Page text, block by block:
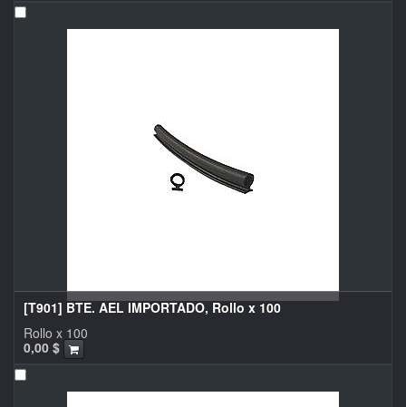
[T901] BTE. AEL IMPORTADO, Rollo x 100
0,00 $
Rollo x 100